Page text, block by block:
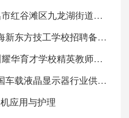
;B项，低碳出行是采用减
交通方式，符合“减少或消
负面影响”，B项正确;C
约使用财物或人力，C项错
人类对海洋空间的利用，
2026江西南昌市红谷滩区九龙湖街道综合行政执法队招聘协管员1人备考题库附答案详解（完整版）
招聘9人！青海新东方技工学校招聘备考题库！附答案详解（综合卷）
2026四川达州耀华育才学校精英教师招聘备考题库及答案详解（各地真题）
2026-2030中国车载液晶显示器行业供需现状及竞争前景剖析报告
应用与护理